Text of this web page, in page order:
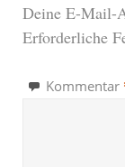
Deine E-Mail-
Erforderliche
Kommentar